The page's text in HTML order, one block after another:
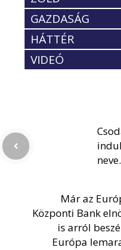
GAZDASÁG
HÁTTÉR
VIDEÓ
Már az
Központi Bank
is arról
Európa